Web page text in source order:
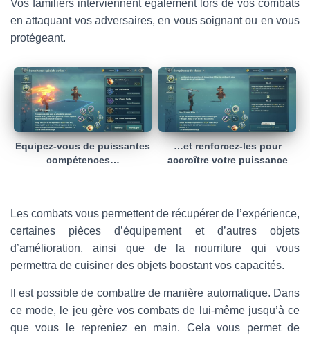
Vos familiers interviennent également lors de vos combats
en attaquant vos adversaires, en vous soignant ou en vous
protégeant.
Equipez-vous de puissantes
compétences…
…et renforcez-les pour
accroître votre puissance
Les combats vous permettent de récupérer de l’expérience,
certaines pièces d’équipement et d’autres objets
d’amélioration, ainsi que de la nourriture qui vous
permettra de cuisiner des objets boostant vos capacités.
Il est possible de combattre de manière automatique. Dans
ce mode, le jeu gère vos combats de lui-même jusqu’à ce
que vous le repreniez en main. Cela vous permet de